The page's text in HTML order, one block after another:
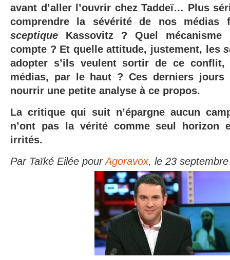
avant d’aller l’ouvrir chez Taddeï… Plus
comprendre la sévérité de nos
sceptique Kassovitz ? Quel mécanisme
compte ? Et quelle attitude, justement, les
adopter s’ils veulent sortir de ce
médias, par le haut ? Ces derniers
nourrir une petite analyse à ce propos.
La critique qui suit n’épargne aucun
n’ont pas la vérité comme seul horizon
irrités.
Par Taïké Eilée pourAgoravox, le 23